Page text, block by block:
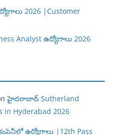
2026 |Customer
Analyst ఉద్యోగాలు 2026
హైదరాబాద్ Sutherland
Hyderabad 2026
ఉద్యోగాలు |12th Pass